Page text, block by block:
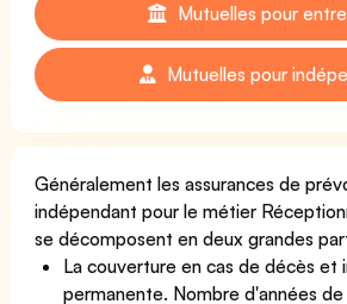
Mutuelles pour
Mutuelles pour
Généralement les assurances de
indépendant pour le métier
se décomposent en deux grandes
La couverture en cas de décès et
permanente. Nombre d'années